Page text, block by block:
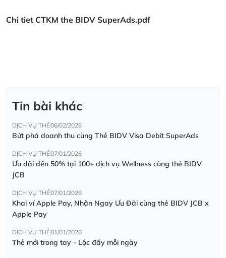
Chi tiet CTKM the BIDV SuperAds.pdf
Tin bài khác
DỊCH VỤ THẺ06/02/2026
Bứt phá doanh thu cùng Thẻ BIDV Visa Debit SuperAds
DỊCH VỤ THẺ07/01/2026
Ưu đãi đến 50% tại 100+ dịch vụ Wellness cùng thẻ BIDV
JCB
DỊCH VỤ THẺ07/01/2026
Khai ví Apple Pay, Nhận Ngay Ưu Đãi cùng thẻ BIDV JCB x
Apple Pay
DỊCH VỤ THẺ01/01/2026
Thẻ mới trong tay - Lộc đầy mỗi ngày